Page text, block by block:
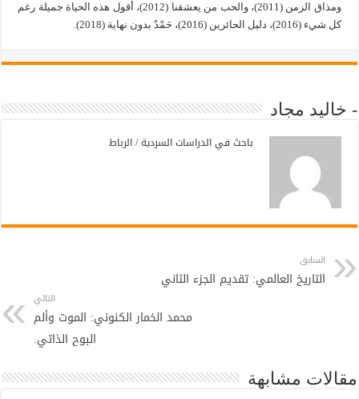
ومذاق الزمن (2011)، والحب من يعشقنا (2012)، أقول هذه الحياة جميلة رغم
كل شيء (2016)، دليل الحائرين (2016)، حَمْدٌ بدون نهاية (2018).
- خاليد مجاد
باحث في الدراسات السردية / الرباط
السابق
التاريخ العالمي: تقديم الجزء الثاني
التالي
محمد الخمار الكنوني: الموت وألم
البوح الذاتي.
مقالات مشابهة